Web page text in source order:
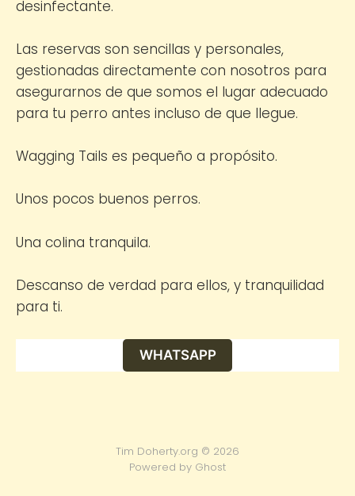
desinfectante.
Las reservas son sencillas y personales,
gestionadas directamente con nosotros para
asegurarnos de que somos el lugar adecuado
para tu perro antes incluso de que llegue.
Wagging Tails es pequeño a propósito.
Unos pocos buenos perros.
Una colina tranquila.
Descanso de verdad para ellos, y tranquilidad
para ti.
WHATSAPP
Tim Doherty.org © 2026
Powered by Ghost